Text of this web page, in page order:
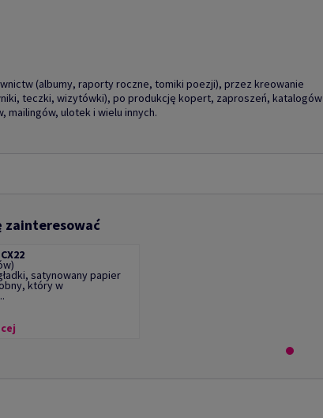
(albumy, raporty roczne, tomiki poezji), przez kreowanie
teczki, wizytówki), po produkcję kopert, zaproszeń, katalogów
mailingów, ulotek i wielu innych.
zainteresować
satynowany papier
który w